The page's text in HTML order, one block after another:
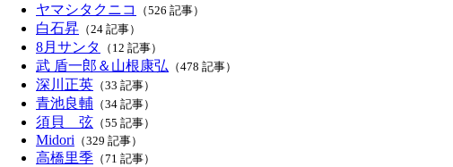
ヤマシタクニコ （526 記事）
白石昇 （24 記事）
8月サンタ （12 記事）
武 盾一郎＆山根康弘 （478 記事）
深川正英 （33 記事）
青池良輔 （34 記事）
須貝 弦 （55 記事）
Midori （329 記事）
高橋里季 （71 記事）